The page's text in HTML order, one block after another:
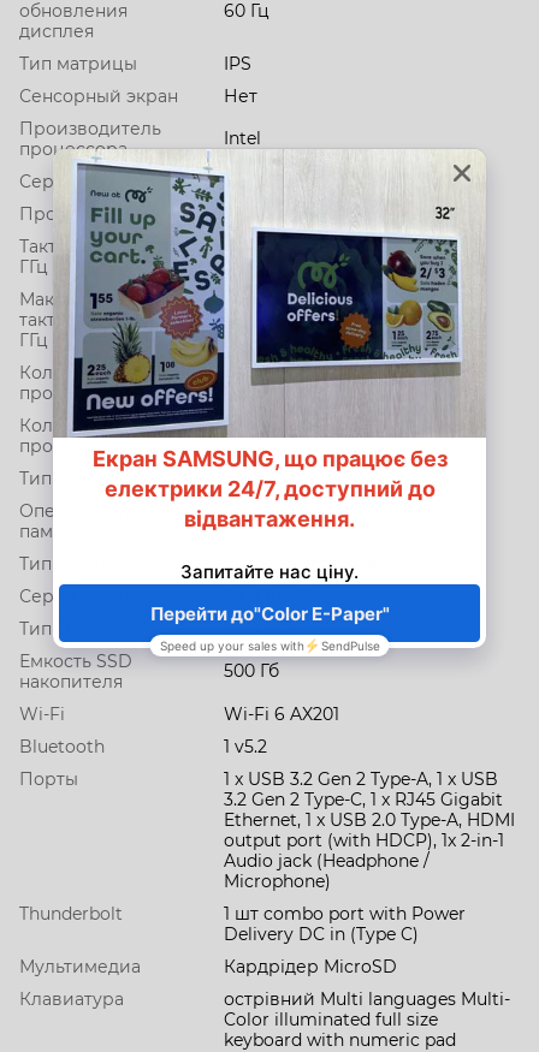
обновления
дисплея
60 Гц
Тип матрицы
IPS
Сенсорный экран
Нет
Производитель
процессора
Intel
Серия процессора
Core i7
Процессор
1260P
Тактовая частота,
ГГц
2.1
Максимальная
тактовая частота,
ГГц
4.7
Кол-во ядер
процессора
Кол-во потоков
процессора
16
Тип ОЗУ
DDR 4 3200 MHz
Оперативная
память
16 ГБ,
Тип видеокарты
интегрированная
Серия видеокарты
Тип ПЗУ
SSD M.2
Емкость SSD
накопителя
500 Гб
Wi-Fi
Wi-Fi 6 AX201
Bluetooth
1 v5.2
Порты
1 x USB 3.2 Gen 2 Type-A, 1 x USB
3.2 Gen 2 Type-C, 1 x RJ45 Gigabit
Ethernet, 1 x USB 2.0 Type-A, HDMI
output port (with HDCP), 1x 2-in-1
Audio jack (Headphone /
Microphone)
Thunderbolt
1 шт combo port with Power
Delivery DC in (Type C)
Мультимедиа
Кардрідер MicroSD
Клавиатура
острівний Multi languages Multi-
Color illuminated full size
keyboard with numeric pad